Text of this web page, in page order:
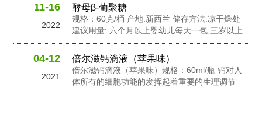
促进心脏肌肉功能，并激活一些消化酶的活性。
钙是人体中一个必要的营养成份之一。...
11-16
2022
酵母β-葡聚糖
规格：60克/桶 产地:新西兰 储存方法:凉干燥处
建议用量: 六个月以上婴幼儿每天一包,三岁以上
幼儿每天2包,孕妇及成人每天3包 配料: 抗性糊
精，食用非活性酵母粉，岩藻多糖，水苏糖，酵
母 β-葡聚糖，针叶樱桃粉，黄金奇异果粉，接骨
木莓粉，N-乙酰神经氨酸...
04-12
2021
倍尔滋钙滴液（苹果味）
倍尔滋钙滴液（苹果味）规格：60ml/瓶 钙对人
体所有的细胞功能的发挥起着重要的生理调节
作。钙在人体内含量的不足会影响人体的生长发